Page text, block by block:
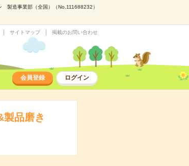
製造事業部（全国）（No.111688232）
サイトマップ 掲載のお問い合わせ
会員登録 ログイン
製品磨き